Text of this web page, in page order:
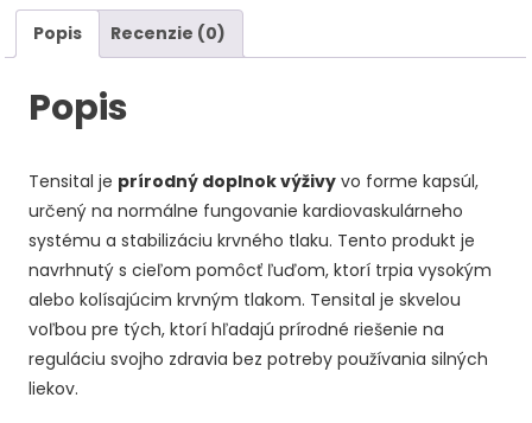
Popis Recenzie (0)
Popis
Tensital je prírodný doplnok výživy vo forme kapsúl,
určený na normálne fungovanie kardiovaskulárneho
systému a stabilizáciu krvného tlaku. Tento produkt je
navrhnutý s cieľom pomôcť ľuďom, ktorí trpia vysokým
alebo kolísajúcim krvným tlakom. Tensital je skvelou
voľbou pre tých, ktorí hľadajú prírodné riešenie na
reguláciu svojho zdravia bez potreby používania silných
liekov.